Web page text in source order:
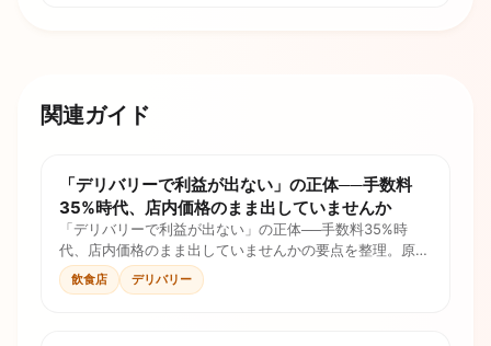
関連ガイド
「デリバリーで利益が出ない」の正体──手数料
35%時代、店内価格のまま出していませんか
「デリバリーで利益が出ない」の正体──手数料35%時
代、店内価格のまま出していませんかの要点を整理。原
価・ロス・人件費・手数料を計算式とチェックリストで確
認し、価格判断に使えます。
飲食店 デリバリー